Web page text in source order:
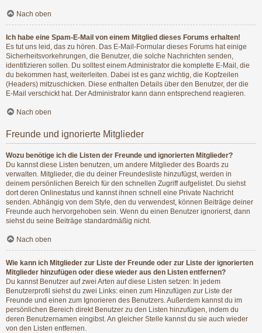
Nach oben
Ich habe eine Spam-E-Mail von einem Mitglied dieses Forums erhalten!
Es tut uns leid, das zu hören. Das E-Mail-Formular dieses Forums hat einige
Sicherheitsvorkehrungen, die Benutzer, die solche Nachrichten senden,
identifizieren sollen. Du solltest einem Administrator die komplette E-Mail, die
du bekommen hast, weiterleiten. Dabei ist es ganz wichtig, die Kopfzeilen
(Headers) mitzuschicken. Diese enthalten Details über den Benutzer, der die
E-Mail verschickt hat. Der Administrator kann dann entsprechend reagieren.
Nach oben
Freunde und ignorierte Mitglieder
Wozu benötige ich die Listen der Freunde und ignorierten Mitglieder?
Du kannst diese Listen benutzen, um andere Mitglieder des Boards zu
verwalten. Mitglieder, die du deiner Freundesliste hinzufügst, werden in
deinem persönlichen Bereich für den schnellen Zugriff aufgelistet. Du siehst
dort deren Onlinestatus und kannst ihnen schnell eine Private Nachricht
senden. Abhängig von dem Style, den du verwendest, können Beiträge deiner
Freunde auch hervorgehoben sein. Wenn du einen Benutzer ignorierst, dann
siehst du seine Beiträge standardmäßig nicht.
Nach oben
Wie kann ich Mitglieder zur Liste der Freunde oder zur Liste der ignorierten
Mitglieder hinzufügen oder diese wieder aus den Listen entfernen?
Du kannst Benutzer auf zwei Arten auf diese Listen setzen: In jedem
Benutzerprofil siehst du zwei Links: einen zum Hinzufügen zur Liste der
Freunde und einen zum Ignorieren des Benutzers. Außerdem kannst du im
persönlichen Bereich direkt Benutzer zu den Listen hinzufügen, indem du
deren Benutzernamen eingibst. An gleicher Stelle kannst du sie auch wieder
von den Listen entfernen.